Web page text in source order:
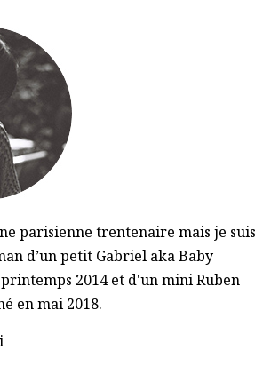
parisienne trentenaire mais je suis
d’un petit Gabriel aka Baby
2014 et d'un mini Ruben
en mai 2018.